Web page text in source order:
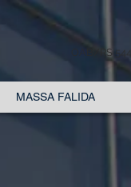
MASSA FALIDA
OAB/RS 544